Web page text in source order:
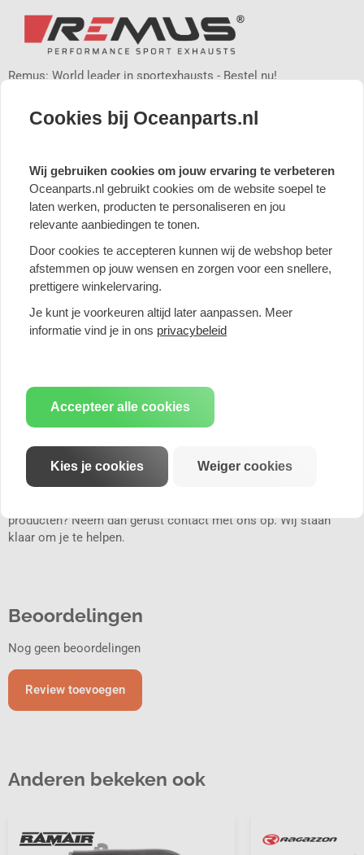
Remus: World leader in sportexhausts - Bestel nu!
sportuitlaten, die zijn vervaardigd uit RVS. Bij elke combinatie
van onderdelen garandeert Remus een diep en sportief geluid,
oppervlak, lichtgewicht constructie, perfecte pasvorm en minder
tegendruk, waardoor er meer vermogen en koppel vrijkomt.
Met Remus E-gekeurde uitlaten kun je zonder zorgen op de
openbare weg rijden. Bij elke bestelling van een E-gekeurd
product krijg je een QR-code waarmee je de documenten
digitaal op kunt vragen. Remus geeft ook 3 jaar garantie op alle
producten en onderdelen.
Waarom kiezen voor een Remus sportuitlaat?
• Meer vermogen en koppel door lage tegendruk
• Lichtgewicht uitlaat-onderdelen en dempers
• Perfecte pasvorm en vorm
Bestel nu eenvoudig een Remus sportuitlaat via onze webshop.
Kies uit verschillende uitlaatsierstukken en verbindingsbuizen,
producten? Neem dan gerust contact met ons op. Wij staan
klaar om je te helpen.
Beoordelingen
Nog geen beoordelingen
Review toevoegen
Anderen bekeken ook
Cookies bij Oceanparts.nl
Wij gebruiken cookies om jouw ervaring te verbeteren
Oceanparts.nl gebruikt cookies om de website soepel te
laten werken, producten te personaliseren en jou
relevante aanbiedingen te tonen.
Door cookies te accepteren kunnen wij de webshop beter
afstemmen op jouw wensen en zorgen voor een snellere,
prettigere winkelervaring.
Je kunt je voorkeuren altijd later aanpassen. Meer
informatie vind je in ons privacybeleid
Accepteer alle cookies
Kies je cookies Weiger cookies